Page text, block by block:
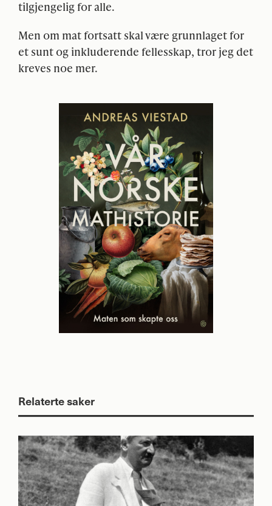
tilgjengelig for alle.
Men om mat fortsatt skal være grunnlaget for
et sunt og inkluderende fellesskap, tror jeg det
kreves noe mer.
Relaterte saker